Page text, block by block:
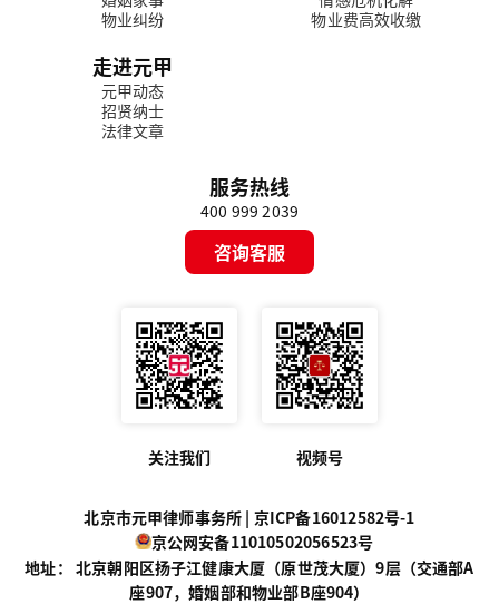
物业纠纷
物业费高效收缴
走进元甲
元甲动态
招贤纳士
法律文章
服务热线
400 999 2039
咨询客服
关注我们 视频号
北京市元甲律师事务所 | 京ICP备16012582号-1
京公网安备11010502056523号
地址： 北京朝阳区扬子江健康大厦（原世茂大厦）9层（交通部A
座907，婚姻部和物业部B座904）